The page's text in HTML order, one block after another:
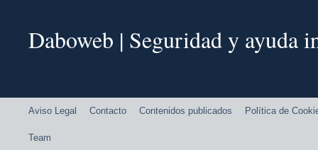
Daboweb | Seguridad y ayuda
Aviso Legal Contacto Contenidos publicados Política de
Team